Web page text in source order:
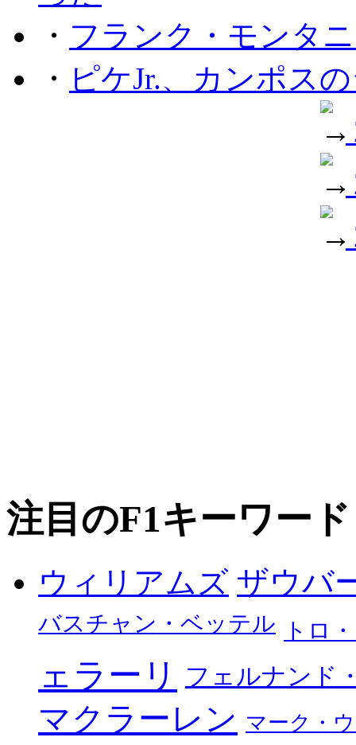
・ フランク・モンタ
・ ピケJr.、カンポス
注目のF1キーワード
ウィリアムズ ザウバ
バスチャン・ベッテル トロ
ェラーリ フェルナンド
マクラーレン マーク・